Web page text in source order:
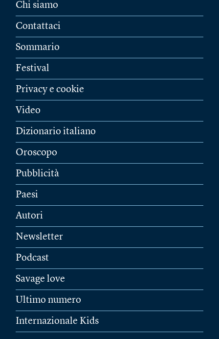
Chi siamo
Contattaci
Sommario
Festival
Privacy e cookie
Video
Dizionario italiano
Oroscopo
Pubblicità
Paesi
Autori
Newsletter
Podcast
Savage love
Ultimo numero
Internazionale Kids